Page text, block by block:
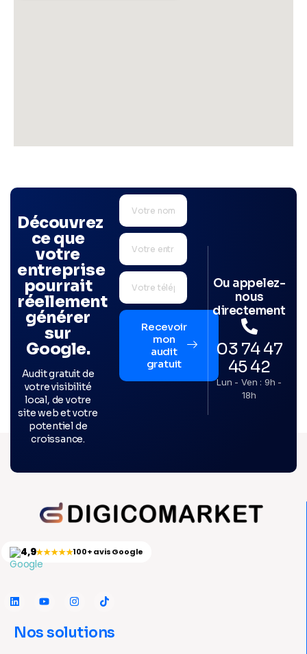
Découvrez
ce que
votre
entreprise
pourrait
réellement
générer
sur
Google.
Audit gratuit de
votre visibilité
local, de votre
site web et votre
potentiel de
croissance.
Recevoir
mon
audit
gratuit
Ou appelez-
nous
directement
03 74 47
45 42
Lun - Ven : 9h -
18h
4,9★★★★★100+ avis Google
Nos solutions